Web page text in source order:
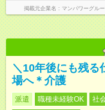
掲載元企業名 マンパワーグル
＼10年後にも残る
場へ＊介護
派遣 職種未経験OK 社